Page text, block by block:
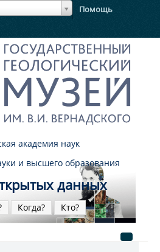
Помощь
академия наук
и высшего образования
данных
Когда? Кто?